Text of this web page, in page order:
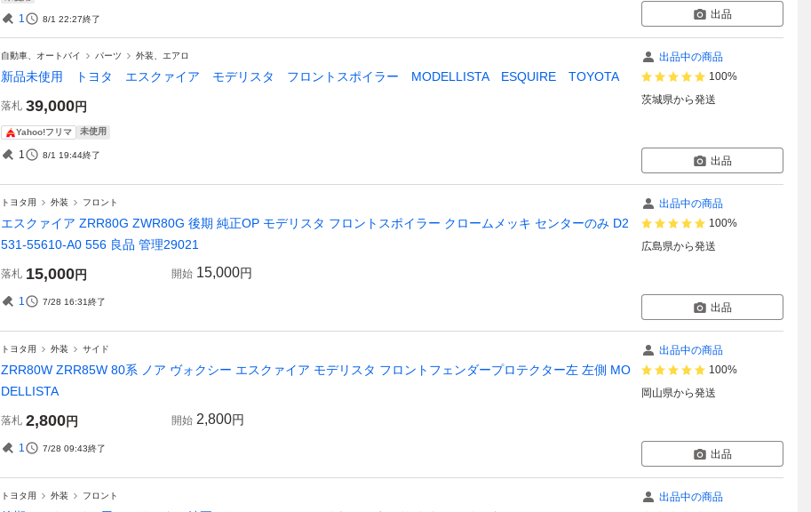
1 8/1 22:27終了 出品
自動車、オートバイ パーツ 外装、エアロ
新品未使用 トヨタ エスクァイア モデリスタ フロントスポイラー MODELLISTA ESQUIRE TOYOTA
落札 39,000円
Yahoo!フリマ 未使用
1 8/1 19:44終了
出品中の商品
100%
茨城県から発送
出品
トヨタ用 外装 フロント
エスクァイア ZRR80G ZWR80G 後期 純正OP モデリスタ フロントスポイラー クロームメッキ センターのみ D2
531-55610-A0 556 良品 管理29021
落札 15,000円 開始 15,000円
1 7/28 16:31終了
出品中の商品
100%
広島県から発送
出品
トヨタ用 外装 サイド
ZRR80W ZRR85W 80系 ノア ヴォクシー エスクァイア モデリスタ フロントフェンダープロテクター左 左側 MO
DELLISTA
落札 2,800円 開始 2,800円
1 7/28 09:43終了
出品中の商品
100%
岡山県から発送
出品
トヨタ用 外装 フロント
出品中の商品